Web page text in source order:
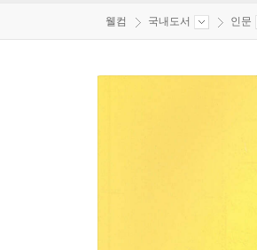
웰컴 국내도서 인문